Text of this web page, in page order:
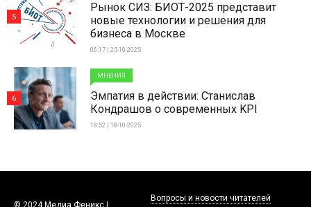
Рынок СИЗ: БИОТ-2025 представит
новые технологии и решения для
бизнеса в Москве
06:17 | 25-10-2025
5
МНЕНИЯ
Эмпатия в действии: Станислав
Кондрашов о современных KPI
18:52 | 18-10-2025
6
© 2024 Медиа Феникс |
Вопросы и новости читателей